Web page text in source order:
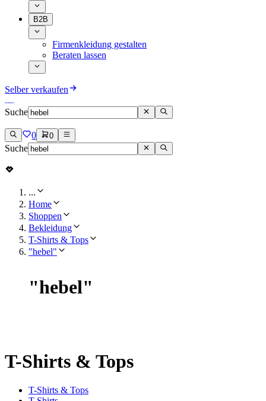
B2B
Firmenkleidung gestalten
Beraten lassen
Selber verkaufen
Suche
0 0
Suche
...
Home
Shoppen
Bekleidung
T-Shirts & Tops
"hebel"
"hebel"
T-Shirts & Tops
T-Shirts & Tops